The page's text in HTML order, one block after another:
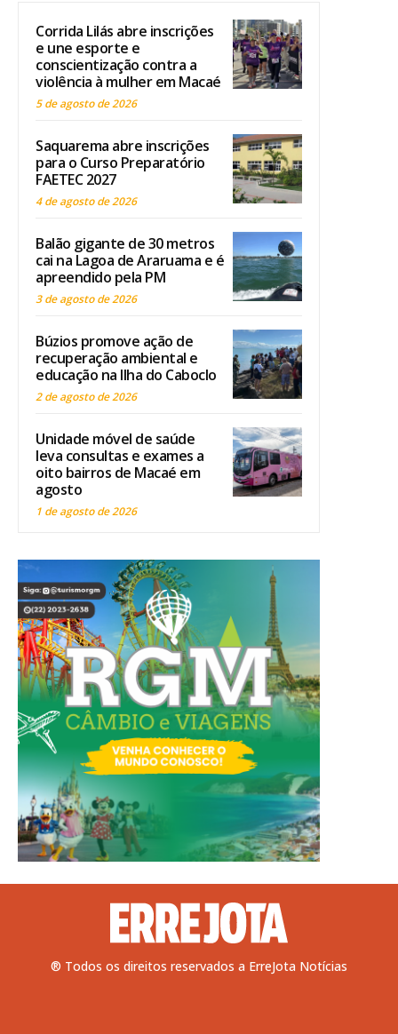
Corrida Lilás abre inscrições
e une esporte e
conscientização contra a
violência à mulher em Macaé
5 de agosto de 2026
Saquarema abre inscrições
para o Curso Preparatório
FAETEC 2027
4 de agosto de 2026
Balão gigante de 30 metros
cai na Lagoa de Araruama e é
apreendido pela PM
3 de agosto de 2026
Búzios promove ação de
recuperação ambiental e
educação na Ilha do Caboclo
2 de agosto de 2026
Unidade móvel de saúde
leva consultas e exames a
oito bairros de Macaé em
agosto
1 de agosto de 2026
® Todos os direitos reservados a ErreJota Notícias